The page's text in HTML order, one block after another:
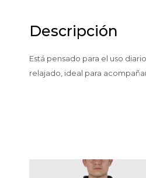
Descripción
Está pensado para el uso
relajado, ideal para